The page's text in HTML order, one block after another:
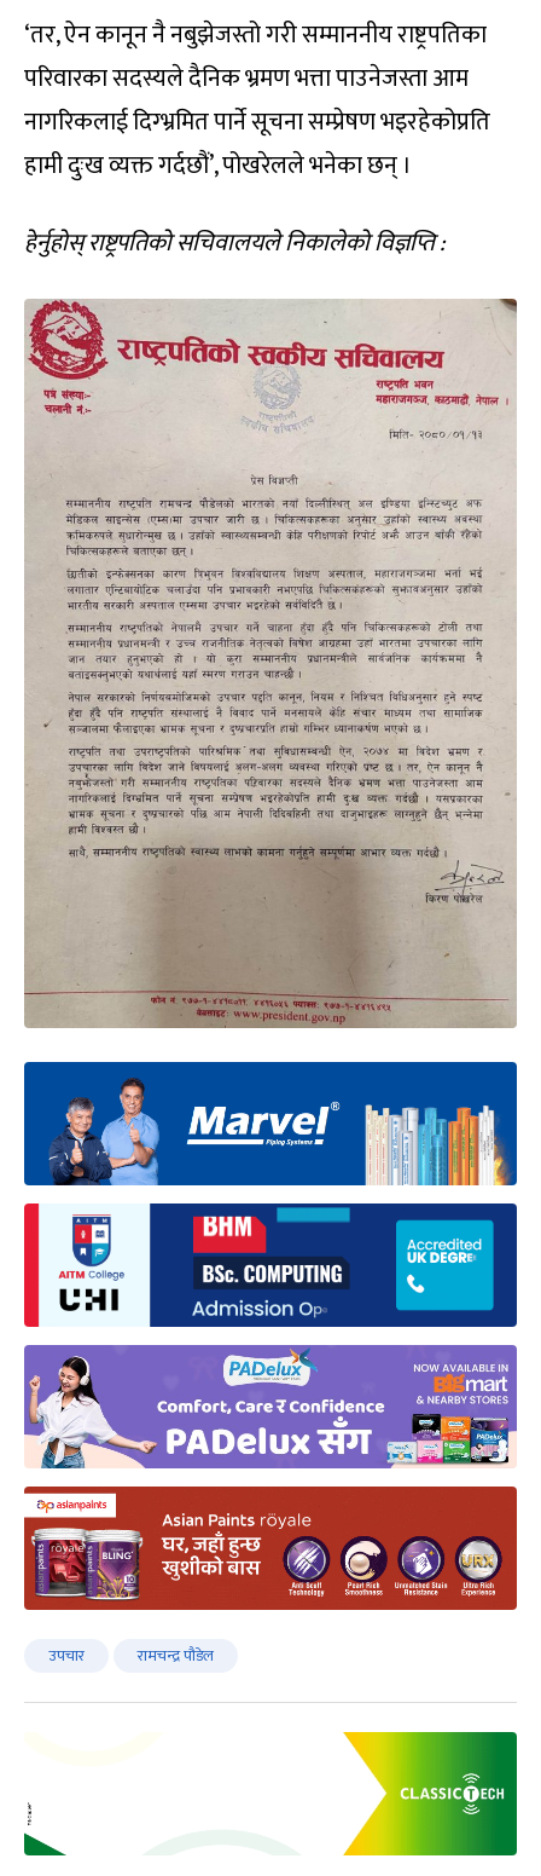
‘तर, ऐन कानून नै नबुझेजस्तो गरी सम्माननीय राष्ट्रपतिका
परिवारका सदस्यले दैनिक भ्रमण भत्ता पाउनेजस्ता आम
नागरिकलाई दिग्भ्रमित पार्ने सूचना सम्प्रेषण भइरहेकोप्रति
हामी दुःख व्यक्त गर्दछौं’, पोखरेलले भनेका छन् ।
हेर्नुहोस् राष्ट्रपतिको सचिवालयले निकालेको विज्ञप्ति :
उपचार रामचन्द्र पौडेल